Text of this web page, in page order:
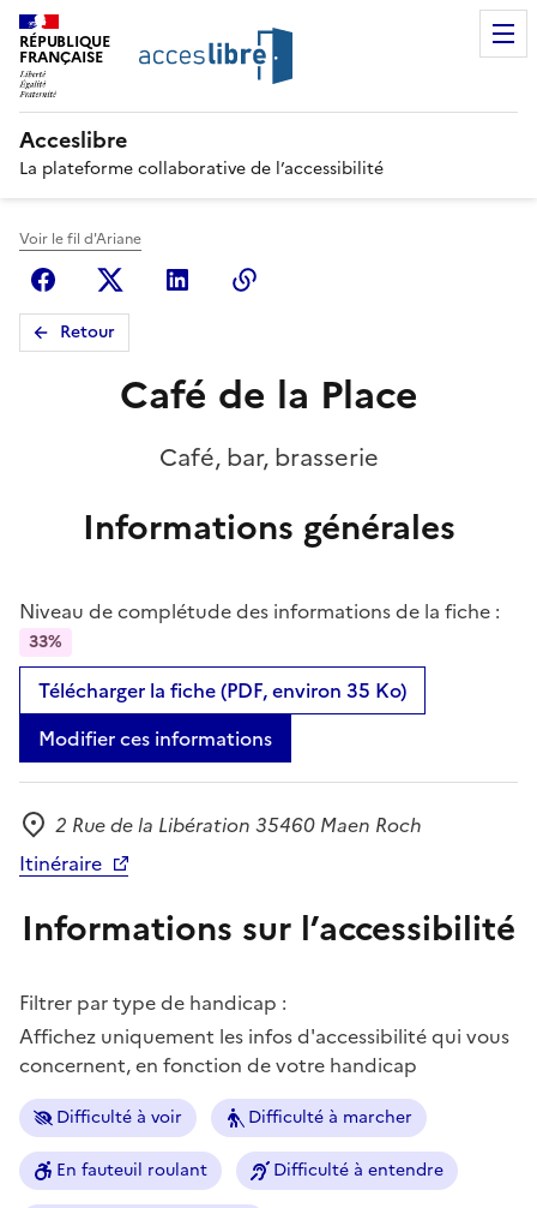
RÉPUBLIQUE
FRANÇAISE
Acceslibre
La plateforme collaborative de l’accessibilité
Voir le fil d'Ariane
FacebookX (anciennement Twitter)
Linkedin
Retour
Café de la Place
Café, bar, brasserie
Informations générales
Niveau de complétude des informations de la fiche :
33%
Télécharger la fiche (PDF, environ 35 Ko)
Modifier ces informations
Adresse
2 Rue de la Libération 35460 Maen Roch
Itinéraire
Informations sur l’accessibilité
Filtrer par type de handicap :
Affichez uniquement les infos d'accessibilité qui vous
concernent, en fonction de votre handicap
Difficulté à voir Difficulté à marcher
En fauteuil roulant Difficulté à entendre